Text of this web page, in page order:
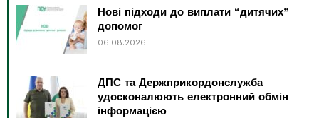
Нові підходи до виплати “дитячих”
допомог
06.08.2026
ДПС та Держприкордонслужба
удосконалюють електронний обмін
інформацією